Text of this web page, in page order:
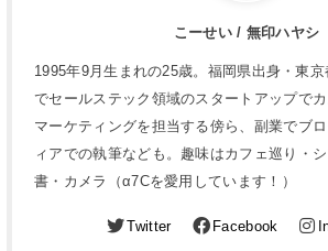
こーせい / 無印ハヤシ
1995年9月生まれの25歳。福岡県出身・東
でセールステック領域のスタートアップで
マーケティングを担当する傍ら、副業でブ
ィアでの執筆なども。趣味はカフェ巡り・
書・カメラ（α7Cを愛用しています！）
Twitter Facebook